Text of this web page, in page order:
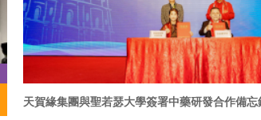
天賀緣集團與聖若瑟大學簽署中藥研發合作備忘